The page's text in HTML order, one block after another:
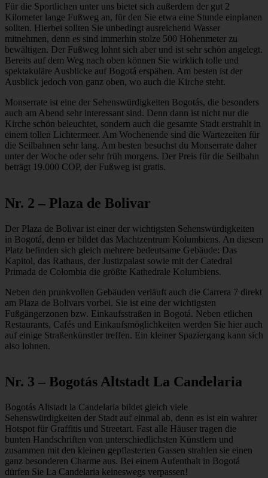
Für die Sportlichen unter uns bietet sich außerdem der gut 2
Kilometer lange Fußweg an, für den Sie etwa eine Stunde einplanen
sollten. Hierbei sollten Sie unbedingt ausreichend Wasser
mitnehmen, denn es sind immerhin stolze 500 Höhenmeter zu
bewältigen. Der Fußweg lohnt sich aber und ist sehr schön angelegt.
Bereits auf dem Weg nach oben können Sie wirklich tolle und
spektakuläre Ausblicke auf Bogotá erspähen. Am besten ist der
Ausblick jedoch von ganz oben, wo auch die Kirche steht.
Monserrate ist eine der Sehenswürdigkeiten Bogotás, die besonders
auch am Abend sehr interessant sind. Denn dann ist nicht nur die
Kirche schön beleuchtet, sondern auch die gesamte Stadt erstrahlt in
einem tollen Lichtermeer. Am Wochenende sind die Wartezeiten für
die Seilbahnen sehr lang. Am besten besuchst du Monserrate daher
unter der Woche oder sehr früh morgens. Der Preis für die Seilbahn
beträgt 19.000 COP, der Fußweg ist gratis.
Nr. 2 – Plaza de Bolivar
Der Plaza de Bolivar ist einer der wichtigsten Sehenswürdigkeiten
in Bogotá, denn er bildet das Machtzentrum Kolumbiens. An diesem
Platz befinden sich gleich mehrere bedeutsame Gebäude: Das
Kapitol, das Rathaus, der Justizpalast sowie mit der Catedral
Primada de Colombia die größte Kathedrale Kolumbiens.
Neben den prunkvollen Gebäuden verläuft auch die Carrera 7 direkt
am Plaza de Bolivars vorbei. Sie ist eine der wichtigsten
Fußgängerzonen bzw. Einkaufsstraßen in Bogotá. Neben etlichen
Restaurants, Cafés und Einkaufsmöglichkeiten werden Sie hier auch
auf einige Straßenkünstler treffen. Ein kleiner Spaziergang kann sich
also lohnen.
Nr. 3 – Bogotás Altstadt La Candelaria
Bogotás Altstadt la Candelaria bildet gleich viele
Sehenswürdigkeiten der Stadt auf einmal ab, denn es ist ein wahrer
Hotspot für Graffitis und Streetart. Fast alle Häuser tragen die
bunten Handschriften von unterschiedlichsten Künstlern und
zusammen mit den kleinen gepflasterten Gassen strahlen sie einen
ganz besonderen Charme aus. Bei einem Aufenthalt in Bogotá
dürfen Sie La Candelaria keineswegs verpassen!